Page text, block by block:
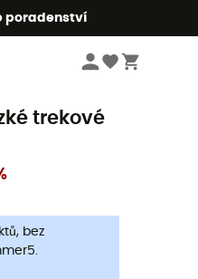
poradenství
Pánské trekové boty & turistické
trekové
bez